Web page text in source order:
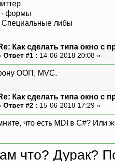
формы
либы
Как сделать типа окно с
Ответ #1 : 14-06-2018 20:08 »
ООП, MVC.
Как сделать типа окно с
Ответ #2 : 15-06-2018 17:29 »
что есть MDI в C#? Или
что? Дурак?